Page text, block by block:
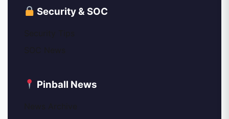
Security & SOC
Pinball News